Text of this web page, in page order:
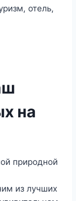
на
природной
из лучших